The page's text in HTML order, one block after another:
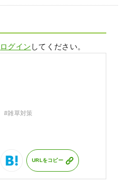
ログイン してください。
#雑草対策
URLをコピー